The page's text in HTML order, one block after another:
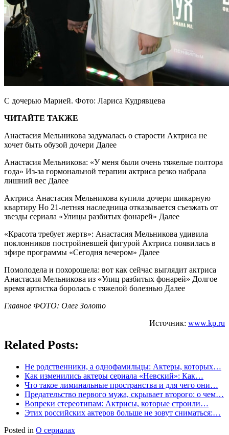
С дочерью Марией. Фото: Лариса Кудрявцева
ЧИТАЙТЕ ТАКЖЕ
Анастасия Мельникова задумалась о старости Актриса не
хочет быть обузой дочери Далее
Анастасия Мельникова: «У меня были очень тяжелые полтора
года» Из-за гормональной терапии актриса резко набрала
лишний вес Далее
Актриса Анастасия Мельникова купила дочери шикарную
квартиру Но 21-летняя наследница отказывается съезжать от
звезды сериала «Улицы разбитых фонарей» Далее
«Красота требует жертв»: Анастасия Мельникова удивила
поклонников постройневшей фигурой Актриса появилась в
эфире программы «Сегодня вечером» Далее
Помолодела и похорошела: вот как сейчас выглядит актриса
Анастасия Мельникова из «Улиц разбитых фонарей» Долгое
время артистка боролась с тяжелой болезнью Далее
Главное ФОТО: Олег Золото
Источник: www.kp.ru
Related Posts:
Не родственники, а однофамильцы: Актеры, которых…
Как изменились актеры сериала «Невский»: Как…
Что такое лиминальные пространства и для чего они…
Предательство первого мужа, скрывает второго: о чем…
Вопреки стереотипам: Актрисы, которые строили…
Этих российских актеров больше не зовут сниматься:…
Posted in О сериалах